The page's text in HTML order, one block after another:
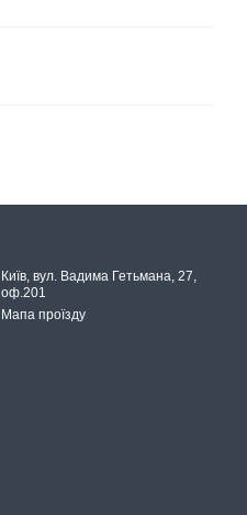
Київ, вул. Вадима Гетьмана, 27,
оф.201
Мапа проїзду